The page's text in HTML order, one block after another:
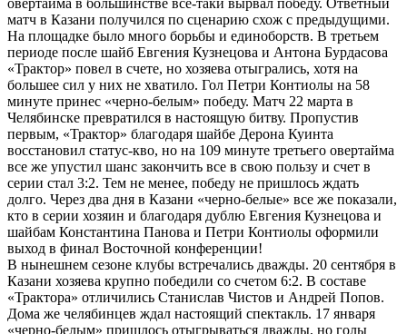
матч в Казани получился по сценарию схож с предыдущими.
На площадке было много борьбы и единоборств. В третьем
периоде после шайб Евгения Кузнецова и Антона Бурдасова
«Трактор» повел в счете, но хозяева отыгрались, хотя на
большее сил у них не хватило. Гол Петри Контиолы на 58
минуте принес «черно-белым» победу. Матч 22 марта в
Челябинске превратился в настоящую битву. Пропустив
первым, «Трактор» благодаря шайбе Дерона Куинта
восстановил статус-кво, но на 109 минуте третьего овертайма
все же упустил шанс закончить все в свою пользу и счет в
серии стал 3:2. Тем не менее, победу не пришлось ждать
долго. Через два дня в Казани «черно-белые» все же показали,
кто в серии хозяин и благодаря дублю Евгения Кузнецова и
шайбам Константина Панова и Петри Контиолы оформили
выход в финал Восточной конференции!
В нынешнем сезоне клубы встречались дважды. 20 сентября в
Казани хозяева крупно победили со счетом 6:2. В составе
«Трактора» отличились Станислав Чистов и Андрей Попов.
Дома же челябинцев ждал настоящий спектакль. 17 января
«черно-белым» пришлось отыгрываться дважды, но голы